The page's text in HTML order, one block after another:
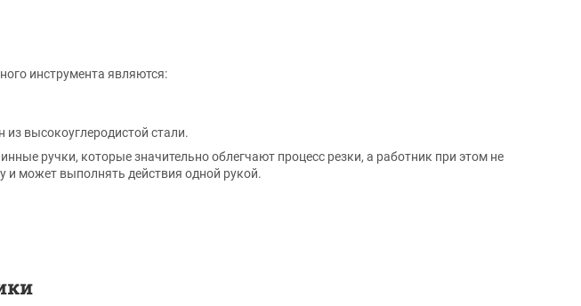
инструмента являются:
высокоуглеродистой стали.
ручки, которые значительно облегчают процесс резки, а работник при этом не
и может выполнять действия одной рукой.